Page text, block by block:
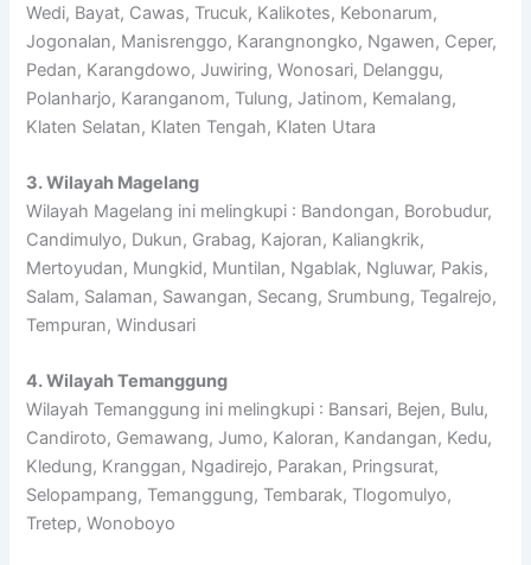
Wedi, Bayat, Cawas, Trucuk, Kalikotes, Kebonarum,
Jogonalan, Manisrenggo, Karangnongko, Ngawen, Ceper,
Pedan, Karangdowo, Juwiring, Wonosari, Delanggu,
Polanharjo, Karanganom, Tulung, Jatinom, Kemalang,
Klaten Selatan, Klaten Tengah, Klaten Utara
3. Wilayah Magelang
Wilayah Magelang ini melingkupi : Bandongan, Borobudur,
Candimulyo, Dukun, Grabag, Kajoran, Kaliangkrik,
Mertoyudan, Mungkid, Muntilan, Ngablak, Ngluwar, Pakis,
Salam, Salaman, Sawangan, Secang, Srumbung, Tegalrejo,
Tempuran, Windusari
4. Wilayah Temanggung
Wilayah Temanggung ini melingkupi : Bansari, Bejen, Bulu,
Candiroto, Gemawang, Jumo, Kaloran, Kandangan, Kedu,
Kledung, Kranggan, Ngadirejo, Parakan, Pringsurat,
Selopampang, Temanggung, Tembarak, Tlogomulyo,
Tretep, Wonoboyo